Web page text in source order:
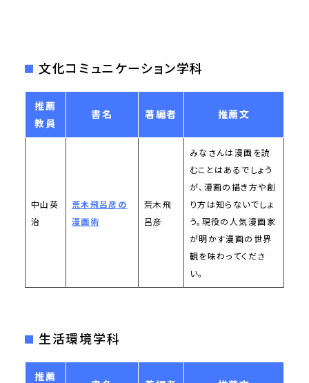
文化コミュニケーション学科
推薦
教員
書名 著編者 推薦文
中山英
治
荒木飛呂彦の
漫画術
荒木飛
呂彦
みなさんは漫画を読
むことはあるでしょう
が、漫画の描き方や創
り方は知らないでしょ
う。現役の人気漫画家
が明かす漫画の世界
観を味わってくださ
い。
生活環境学科
推薦